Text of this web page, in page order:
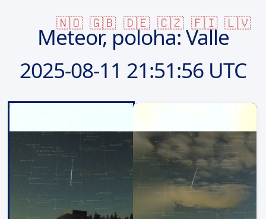
🇳🇴 🇬🇧 🇩🇪 🇨🇿 🇫🇮 🇱🇻
Meteor, poloha: Valle
2025-08-11 21:51:56 UTC